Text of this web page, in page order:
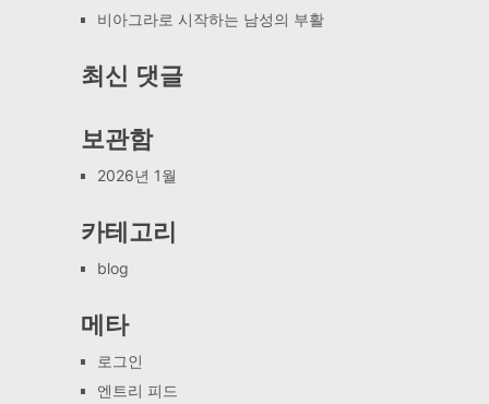
비아그라로 시작하는 남성의 부활
최신 댓글
보관함
2026년 1월
카테고리
blog
메타
로그인
엔트리 피드